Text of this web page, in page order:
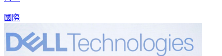
國際